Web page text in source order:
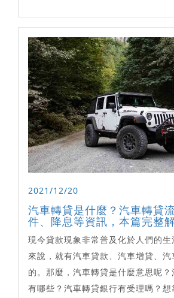
2021/12/20
汽車轉貸是什麼？汽車轉貸
件、降息等資訊，本篇完整解
現今貸款現象非常普及化於人們的
來說，就有汽車貸款、汽車增貸、
的。那麼，汽車轉貸是什麼意思呢
有哪些？汽車轉貸銀行有受理嗎？